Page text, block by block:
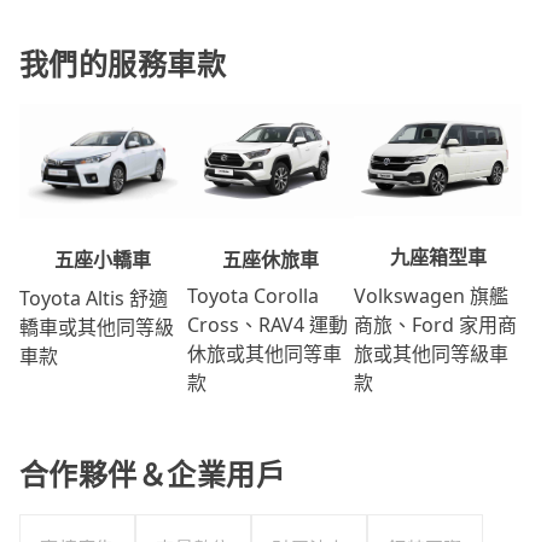
我們的服務車款
五座小轎車
Toyota Altis 舒適
轎車或其他同等級
車款
五座休旅車
Toyota Corolla
Cross、RAV4 運動
休旅或其他同等車
款
九座箱型車
Volkswagen 旗艦
商旅、Ford 家用商
旅或其他同等級車
款
合作夥伴＆企業用戶